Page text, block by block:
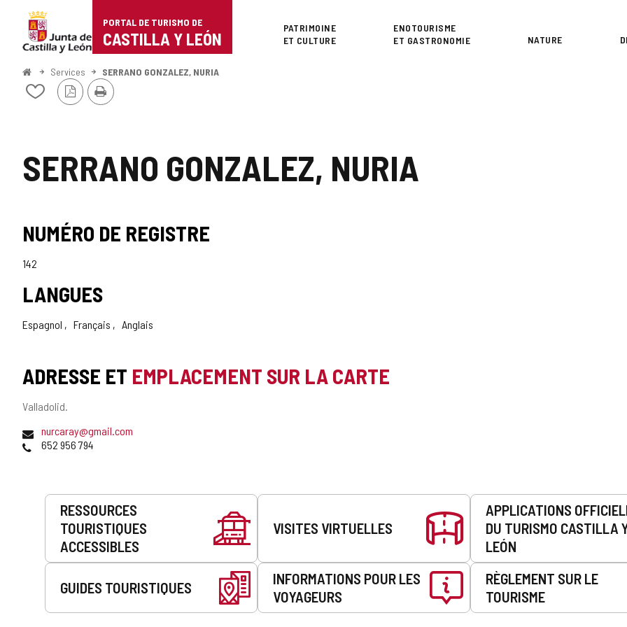
Portal
de
Turismo
León
PORTAL DE TURISMO DE
CASTILLA Y LEÓN
Superior
PATRIMOINE
ET CULTURE
ENOTOURISME
ET GASTRONOMIE
NATURE
<
Accueil
Services SERRANO GONZALEZ, NURIA
SERRANO GONZALEZ, NURIA
Ajouter/retirer
Version
PDF
Imprimer
NUMÉRO DE REGISTRE
142
LANGUES
Espagnol Français Anglais
ADRESSE ET EMPLACEMENT SUR LA CARTE
Adresse
Valladolid.
Adresse
de
nurcaray@gmail.com
Téléphones
652 956 794
Prestations
RESSOURCES
TOURISTIQUES
ACCESSIBLES
VISITES VIRTUELLES
APPLICATIONS
DU TURISMO CASTILLA
LEÓN
GUIDES TOURISTIQUES
INFORMATIONS POUR LES
VOYAGEURS
RÈGLEMENT SUR LE
TOURISME